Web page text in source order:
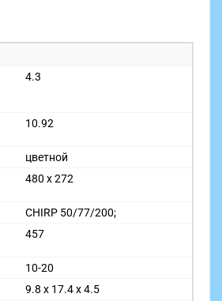
4.3
10.92
цветной
480 x 272
CHIRP 50/77/200;
457
10-20
9.8 x 17.4 x 4.5